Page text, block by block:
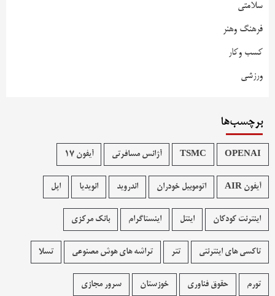
سلامتی
فرهنگ وهنر
کسب وکار
ورزشی
برچسب‌ها
OPENAI
TSMC آژانس مسافرتی آیفون 17
آیفون AIR اتوموبیل خودران اندروید انویدیا اپل
اینترنت کودکان اینتل اینستاگرام بانک مرکزی
تاکسی های اینترنتی تتر تراشه های هوش مصنوعی تسلا
تورم حقوق فناوری خوزستان سرور مجازی